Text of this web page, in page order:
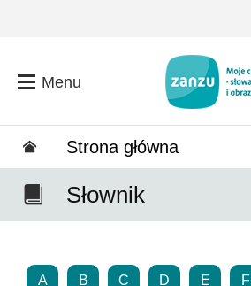
Menu
Strona główna
Słownik
A B C D E F